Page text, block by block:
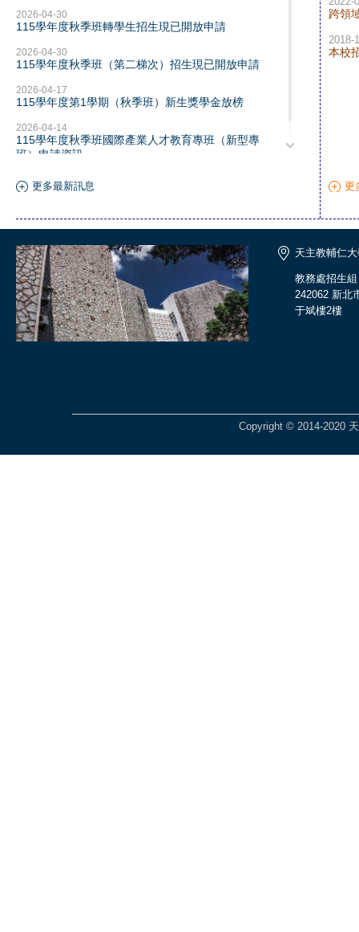
2026-04-30
115學年度秋季班轉學生招生現已開放申請
2026-04-30
115學年度秋季班（第二梯次）招生現已開放申請
2026-04-17
115學年度第1學期（秋季班）新生獎學金放榜
2026-04-14
115學年度秋季班國際產業人才教育專班（新型專
班）申請資訊
更多最新訊息
跨領
2018-
本校
更
天主教輔仁
教務處招生組
242062 新北
于斌樓2樓
Copyright © 2014-2020